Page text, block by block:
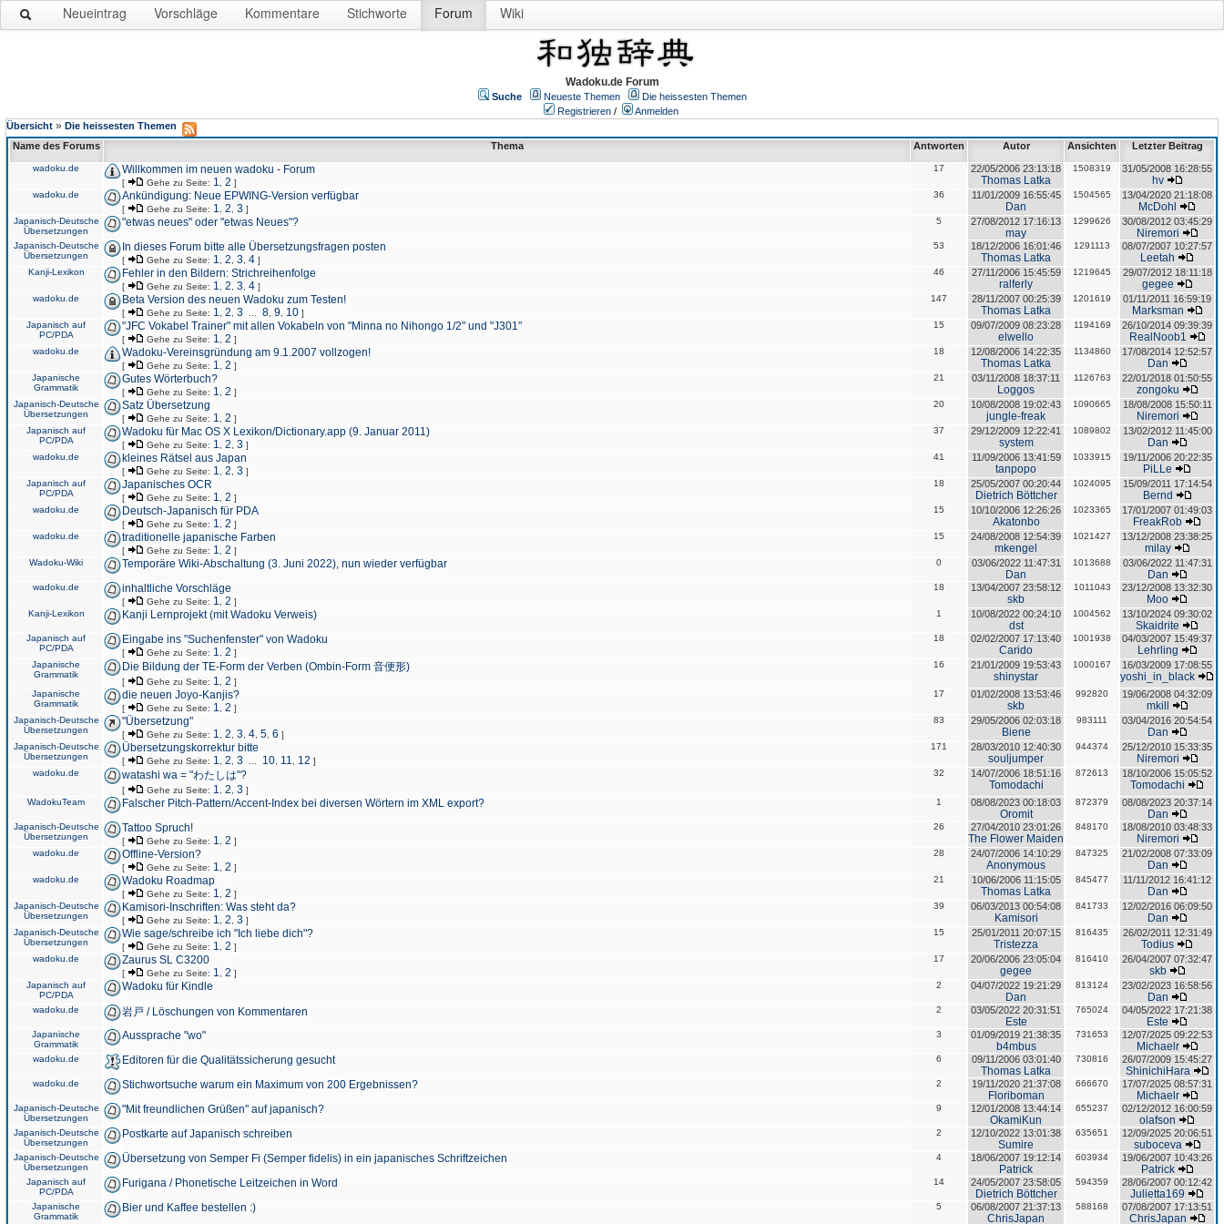
Neueintrag Vorschläge Kommentare Stichworte Forum Wiki
Wadoku.de Forum
Suche Neueste Themen
Die heissesten Themen
Registrieren /
Anmelden
Übersicht » Die heissesten Themen
Name des Forums
Thema Antworten Autor Ansichten Letzter Beitrag
wadoku.de Willkommen im neuen wadoku - Forum
[ Gehe zu Seite: 1 2 ]
17 22/05/2006 23:13:18
Thomas Latka
1508319 31/05/2008 16:28:55
hv
wadoku.de Ankündigung: Neue EPWING-Version verfügbar
[ Gehe zu Seite: 1 2 3 ]
36 11/01/2009 16:55:45
Dan
1504565 13/04/2020 21:18:08
McDohl
Japanisch-Deutsche
Übersetzungen
"etwas neues" oder "etwas Neues"? 5 27/08/2012 17:16:13
may
1299626 30/08/2012 03:45:29
Niremori
Japanisch-Deutsche
Übersetzungen
In dieses Forum bitte alle Übersetzungsfragen posten
[ Gehe zu Seite: 1 2 3 4 ]
53 18/12/2006 16:01:46
Thomas Latka
1291113 08/07/2007 10:27:57
Leetah
Kanji-Lexikon Fehler in den Bildern: Strichreihenfolge
[ Gehe zu Seite: 1 2 3 4 ]
46 27/11/2006 15:45:59
ralferly
1219645 29/07/2012 18:11:18
gegee
wadoku.de Beta Version des neuen Wadoku zum Testen!
[ Gehe zu Seite: 1 2 3 8 9 10 ]
147 28/11/2007 00:25:39
Thomas Latka
1201619 01/11/2011 16:59:19
Marksman
Japanisch auf
PC/PDA
"JFC Vokabel Trainer" mit allen Vokabeln von "Minna no Nihongo 1/2" und "J301"
[ Gehe zu Seite: 1 2 ]
15 09/07/2009 08:23:28
elwello
1194169 26/10/2014 09:39:39
RealNoob1
wadoku.de Wadoku-Vereinsgründung am 9.1.2007 vollzogen!
[ Gehe zu Seite: 1 2 ]
18 12/08/2006 14:22:35
Thomas Latka
1134860 17/08/2014 12:52:57
Dan
Japanische
Grammatik
Gutes Wörterbuch?
[ Gehe zu Seite: 1 2 ]
21 03/11/2008 18:37:11
Loggos
1126763 22/01/2018 01:50:55
zongoku
Japanisch-Deutsche
Übersetzungen
Satz Übersetzung
[ Gehe zu Seite: 1 2 ]
20 10/08/2008 19:02:43
jungle-freak
1090665 18/08/2008 15:50:11
Niremori
Japanisch auf
PC/PDA
Wadoku für Mac OS X Lexikon/Dictionary.app (9. Januar 2011)
[ Gehe zu Seite: 1 2 3 ]
37 29/12/2009 12:22:41
system
1089802 13/02/2012 11:45:00
Dan
wadoku.de kleines Rätsel aus Japan
[ Gehe zu Seite: 1 2 3 ]
41 11/09/2006 13:41:59
tanpopo
1033915 19/11/2006 20:22:35
PiLLe
Japanisch auf
PC/PDA
Japanisches OCR
[ Gehe zu Seite: 1 2 ]
18 25/05/2007 00:20:44
Dietrich Böttcher
1024095 15/09/2011 17:14:54
Bernd
wadoku.de Deutsch-Japanisch für PDA
[ Gehe zu Seite: 1 2 ]
15 10/10/2006 12:26:26
Akatonbo
1023365 17/01/2007 01:49:03
FreakRob
wadoku.de traditionelle japanische Farben
[ Gehe zu Seite: 1 2 ]
15 24/08/2008 12:54:39
mkengel
1021427 13/12/2008 23:38:25
milay
Wadoku-Wiki Temporäre Wiki-Abschaltung (3. Juni 2022), nun wieder verfügbar 0 03/06/2022 11:47:31
Dan
1013688 03/06/2022 11:47:31
Dan
wadoku.de inhaltliche Vorschläge
[ Gehe zu Seite: 1 2 ]
18 13/04/2007 23:58:12
skb
1011043 23/12/2008 13:32:30
Moo
Kanji-Lexikon Kanji Lernprojekt (mit Wadoku Verweis) 1 10/08/2022 00:24:10
dst
1004562 13/10/2024 09:30:02
Skaidrite
Japanisch auf
PC/PDA
Eingabe ins "Suchenfenster" von Wadoku
[ Gehe zu Seite: 1 2 ]
18 02/02/2007 17:13:40
Carido
1001938 04/03/2007 15:49:37
Lehrling
Japanische
Grammatik
Die Bildung der TE-Form der Verben (Ombin-Form 音便形)
[ Gehe zu Seite: 1 2 ]
16 21/01/2009 19:53:43
shinystar
1000167 16/03/2009 17:08:55
yoshi_in_black
Japanische
Grammatik
die neuen Joyo-Kanjis?
[ Gehe zu Seite: 1 2 ]
17 01/02/2008 13:53:46
skb
992820 19/06/2008 04:32:09
mkill
Japanisch-Deutsche
Übersetzungen
"Übersetzung"
[ Gehe zu Seite: 1 2 3 4 5 6 ]
83 29/05/2006 02:03:18
Biene
983111 03/04/2016 20:54:54
Dan
Japanisch-Deutsche
Übersetzungen
Übersetzungskorrektur bitte
[ Gehe zu Seite: 1 2 3 10 11 12 ]
171 28/03/2010 12:40:30
souljumper
944374 25/12/2010 15:33:35
Niremori
wadoku.de watashi wa = "わたしは"?
[ Gehe zu Seite: 1 2 3 ]
32 14/07/2006 18:51:16
Tomodachi
872613 18/10/2006 15:05:52
Tomodachi
WadokuTeam Falscher Pitch-Pattern/Accent-Index bei diversen Wörtern im XML export? 1 08/08/2023 00:18:03
Oromit
872379 08/08/2023 20:37:14
Dan
Japanisch-Deutsche
Übersetzungen
Tattoo Spruch!
[ Gehe zu Seite: 1 2 ]
26 27/04/2010 23:01:26
The Flower Maiden
848170 18/08/2010 03:48:33
Niremori
wadoku.de Offline-Version?
[ Gehe zu Seite: 1 2 ]
28 24/07/2006 14:10:29
Anonymous
847325 21/02/2008 07:33:09
Dan
wadoku.de Wadoku Roadmap
[ Gehe zu Seite: 1 2 ]
21 10/06/2006 11:15:05
Thomas Latka
845477 11/11/2012 16:41:12
Dan
Japanisch-Deutsche
Übersetzungen
Kamisori-Inschriften: Was steht da?
[ Gehe zu Seite: 1 2 3 ]
39 06/03/2013 00:54:08
Kamisori
841733 12/02/2016 06:09:50
Dan
Japanisch-Deutsche
Übersetzungen
Wie sage/schreibe ich "Ich liebe dich"?
[ Gehe zu Seite: 1 2 ]
15 25/01/2011 20:07:15
Tristezza
816435 26/02/2011 12:31:49
Todius
wadoku.de Zaurus SL C3200
[ Gehe zu Seite: 1 2 ]
17 20/06/2006 23:05:04
gegee
816410 26/04/2007 07:32:47
skb
Japanisch auf
PC/PDA
Wadoku für Kindle 2 04/07/2022 19:21:29
Dan
813124 23/02/2023 16:58:56
Dan
wadoku.de 岩戸 / Löschungen von Kommentaren 2 03/05/2022 20:31:51
Este
765024 04/05/2022 17:21:38
Este
Japanische
Grammatik
Aussprache "wo" 3 01/09/2019 21:38:35
b4mbus
731653 12/07/2025 09:22:53
Michaelr
wadoku.de Editoren für die Qualitätssicherung gesucht 6 09/11/2006 03:01:40
Thomas Latka
730816 26/07/2009 15:45:27
ShinichiHara
wadoku.de Stichwortsuche warum ein Maximum von 200 Ergebnissen? 2 19/11/2020 21:37:08
Floriboman
666670 17/07/2025 08:57:31
Michaelr
Japanisch-Deutsche
Übersetzungen
"Mit freundlichen Grüßen" auf japanisch? 9 12/01/2008 13:44:14
OkamiKun
655237 02/12/2012 16:00:59
olafson
Japanisch-Deutsche
Übersetzungen
Postkarte auf Japanisch schreiben 2 12/10/2022 13:01:38
Sumire
635651 12/09/2025 20:06:51
suboceva
Japanisch-Deutsche
Übersetzungen
Übersetzung von Semper Fi (Semper fidelis) in ein japanisches Schriftzeichen 4 18/06/2007 19:12:14
Patrick
603934 19/06/2007 10:43:26
Patrick
Japanisch auf
PC/PDA
Furigana / Phonetische Leitzeichen in Word 14 24/05/2007 23:58:05
Dietrich Böttcher
594359 28/06/2007 00:12:42
Julietta169
Japanische
Grammatik
Bier und Kaffee bestellen :) 5 06/08/2007 21:37:13
ChrisJapan
588168 07/08/2007 17:13:51
ChrisJapan